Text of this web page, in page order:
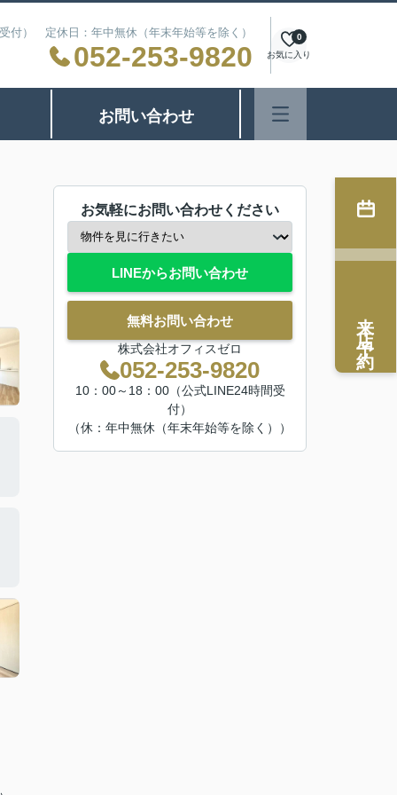
付） 定休日：年中無休（年末年始等を除く）
052-253-9820 お気に入り
0
お問い合わせ
お気軽にお問い合わせください
LINEからお問い合わせ
無料お問い合わせ
株式会社オフィスゼロ
052-253-9820
10：00～18：00（公式LINE24時間受
付）
（休：年中無休（年末年始等を除く））
来店予約